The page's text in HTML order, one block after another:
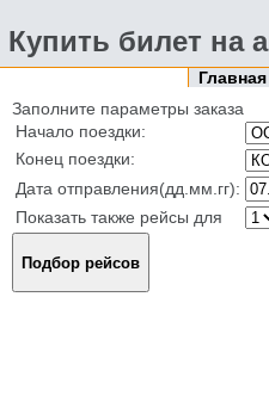
Купить билет
Главная
Заполните параметры заказа
Начало поездки:
Конец поездки:
Дата отправления(дд.мм.гг):
Показать также рейсы для